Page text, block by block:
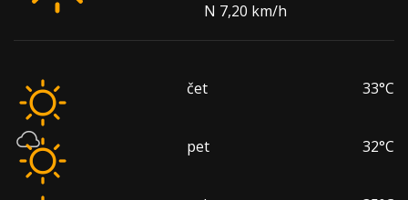
N 7,20 km/h
čet 33°C
pet 32°C